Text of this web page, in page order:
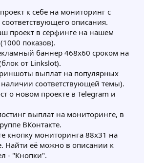
к себе на мониторинг с
описания.
проект в сёрфинге на нашем
показов).
баннер 468х60 сроком на
от Linkslot).
выплат на популярных
соответствующей темы).
о новом проекте в Telegram и
выплат на мониторинге, в
ВКонтакте.
кнопку мониторинга 88х31 на
Найти её можно в описании к
- "Кнопки".